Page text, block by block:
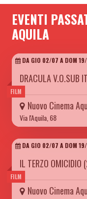
EVENTI
AQUILA
FILM
DA GIO 02/07 A DOM
DRACULA V.O.SUB
Nuovo Cinema
Via l'Aquila, 68
FILM
DA GIO 02/07 A DOM
IL TERZO OMICIDIO
Nuovo Cinema